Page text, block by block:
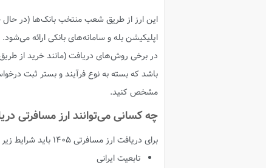
این ارز از طریق شعب منتخب بانک‌ها (در
اپلیکیشن بله و سامانه‌های بانکی ارائه می‌شود.
باشد که بسته به نوع فرآیند و بستر ثبت
مشخص کنید.
چه کسانی می‌توانند ارز مسافرتی
برای دریافت ارز مسافرتی ۱۴۰۵ باید شرایط زیر را داشته باشید:
تابعیت ایرانی